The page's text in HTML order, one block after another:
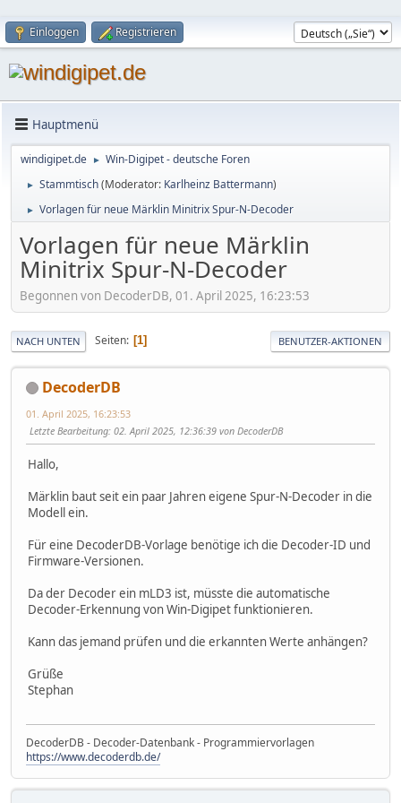
Einloggen Registrieren
Hauptmenü
windigipet.de ► Win-Digipet - deutsche Foren
► Stammtisch(Moderator: Karlheinz Battermann)
► Vorlagen für neue Märklin Minitrix Spur-N-Decoder
Vorlagen für neue Märklin
Minitrix Spur-N-Decoder
Begonnen von DecoderDB, 01. April 2025, 16:23:53
NACH UNTEN Seiten 1 BENUTZER-AKTIONEN
DecoderDB
01. April 2025, 16:23:53
Letzte Bearbeitung: 02. April 2025, 12:36:39 von DecoderDB
Hallo,
Märklin baut seit ein paar Jahren eigene Spur-N-Decoder in die
Modell ein.
Für eine DecoderDB-Vorlage benötige ich die Decoder-ID und
Firmware-Versionen.
Da der Decoder ein mLD3 ist, müsste die automatische
Decoder-Erkennung von Win-Digipet funktionieren.
Kann das jemand prüfen und die erkannten Werte anhängen?
Grüße
Stephan
DecoderDB - Decoder-Datenbank - Programmiervorlagen
https://www.decoderdb.de/